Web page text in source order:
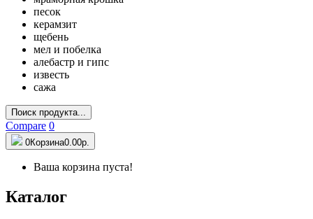
песок
керамзит
щебень
мел и побелка
алебастр и гипс
известь
сажа
Поиск продукта...
Compare 0
0Корзина0.00р.
Ваша корзина пуста!
Каталог